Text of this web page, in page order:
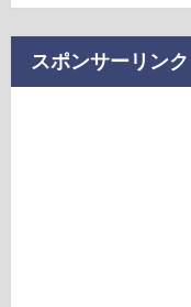
スポンサーリンク